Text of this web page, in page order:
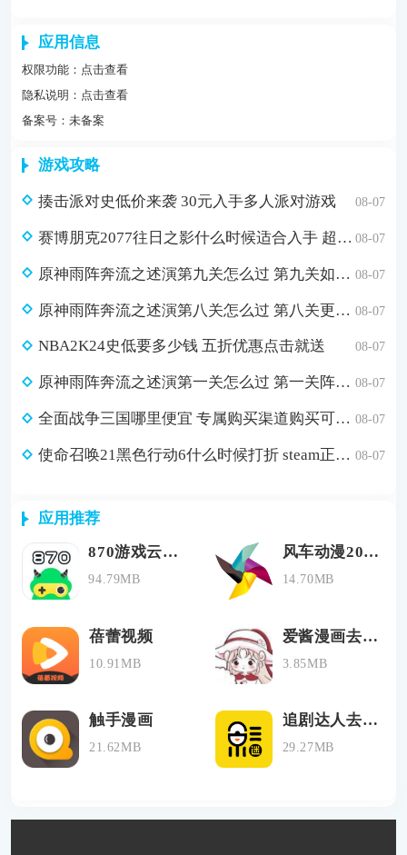
应用信息
权限功能： 点击查看
隐私说明： 点击查看
备案号：未备案
游戏攻略
揍击派对史低价来袭 30元入手多人派对游戏 08-07
赛博朋克2077往日之影什么时候适合入手 超值折扣98元入手方法介绍 08-07
原神雨阵奔流之述演第九关怎么过 第九关如从山间落下的雨滴通关攻略 08-07
原神雨阵奔流之述演第八关怎么过 第八关更多火力更少损伤通关攻略 08-07
NBA2K24史低要多少钱 五折优惠点击就送 08-07
原神雨阵奔流之述演第一关怎么过 第一关阵线的形成通关攻略 08-07
全面战争三国哪里便宜 专属购买渠道购买可省179元 08-07
使命召唤21黑色行动6什么时候打折 steam正版游戏低价购买渠道分享 08-07
应用推荐
870游戏云游戏版
94.79MB
风车动漫2024最新版
14.70MB
蓓蕾视频
10.91MB
爱酱漫画去广告版
3.85MB
触手漫画
21.62MB
追剧达人去广告版
29.27MB